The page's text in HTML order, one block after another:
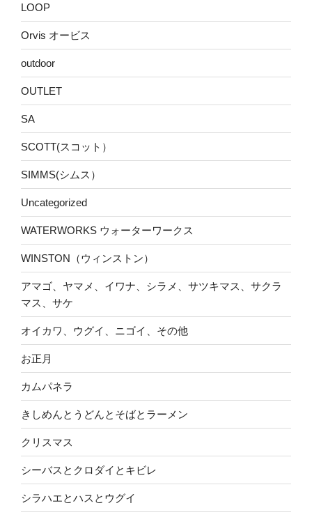
LOOP
Orvis オービス
outdoor
OUTLET
SA
SCOTT(スコット）
SIMMS(シムス）
Uncategorized
WATERWORKS ウォーターワークス
WINSTON（ウィンストン）
アマゴ、ヤマメ、イワナ、シラメ、サツキマス、サクラ
マス、サケ
オイカワ、ウグイ、ニゴイ、その他
お正月
カムパネラ
きしめんとうどんとそばとラーメン
クリスマス
シーバスとクロダイとキビレ
シラハエとハスとウグイ